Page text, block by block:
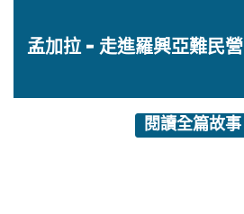
孟加拉 - 走進羅興亞難民營
閱讀全篇故事